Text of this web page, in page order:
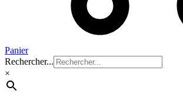
Panier
Rechercher...
×